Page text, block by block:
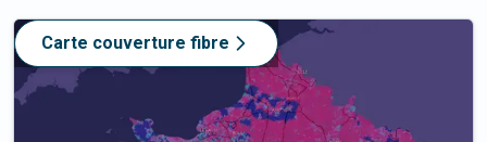
Carte couverture fibre